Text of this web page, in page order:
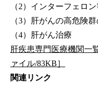
（2）インターフェロ
（3）肝がんの高危険
（4）肝がん治療
肝疾患専門医療機関一
ァイル/83KB］
関連リンク